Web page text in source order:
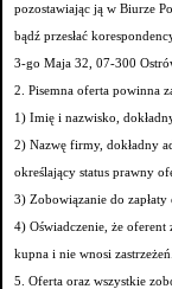
pozostawiając ją w Biurze
bądź przesłać
3-go Maja 32, 07-300
2. Pisemna oferta powinna
1) Imię i nazwisko,
2) Nazwę firmy, dokładny
określający status prawny
3) Zobowiązanie do zapłaty
4) Oświadczenie, że oferent
kupna i nie wnosi zastrzeżeń.
5. Oferta oraz wszystkie